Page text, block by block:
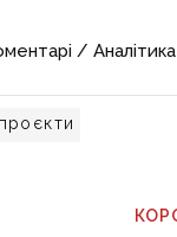
/ Аналітика